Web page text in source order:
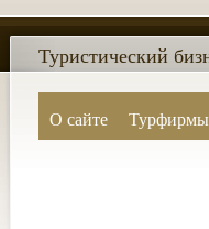
О сайте
Туристический